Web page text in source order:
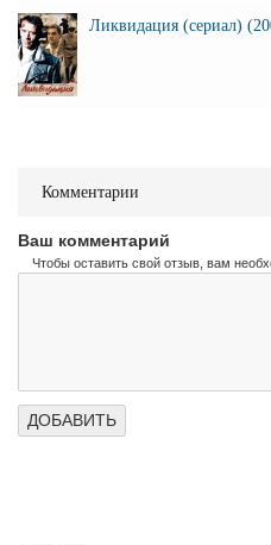
Ликвидация (сериал)
Комментарии
Ваш комментарий
Чтобы оставить свой отзыв, вам